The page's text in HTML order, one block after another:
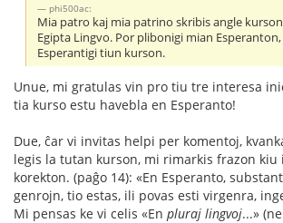
phi500ac:
Mia patro kaj mia patrino skribis angle
Egipta Lingvo. Por plibonigi mian
Esperantigi tiun kurson.
Unue, mi gratulas vin pro tiu tre interesa
tia kurso estu havebla en Esperanto!
Due, ĉar vi invitas helpi per komentoj,
legis la tutan kurson, mi rimarkis frazon kiu
korekton. (paĝo 14): «En Esperanto,
genrojn, tio estas, ili povas esti virgenra,
Mi pensas ke vi celis «En pluraj lingvoj...»